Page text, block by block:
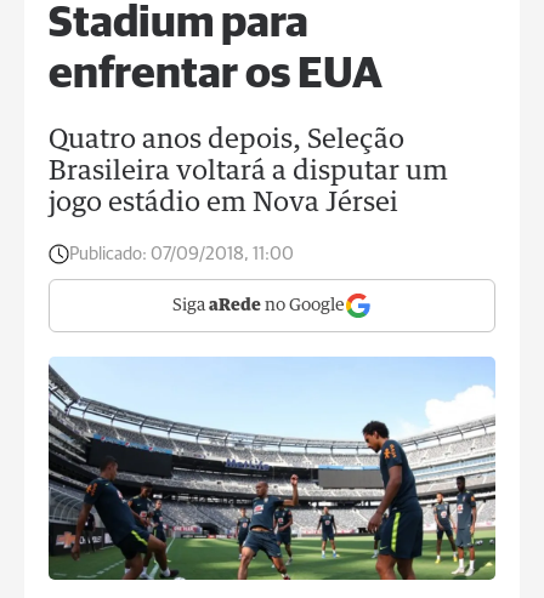
Stadium para
enfrentar os EUA
Quatro anos depois, Seleção
Brasileira voltará a disputar um
jogo estádio em Nova Jérsei
Publicado: 07/09/2018, 11:00
Siga aRede no Google